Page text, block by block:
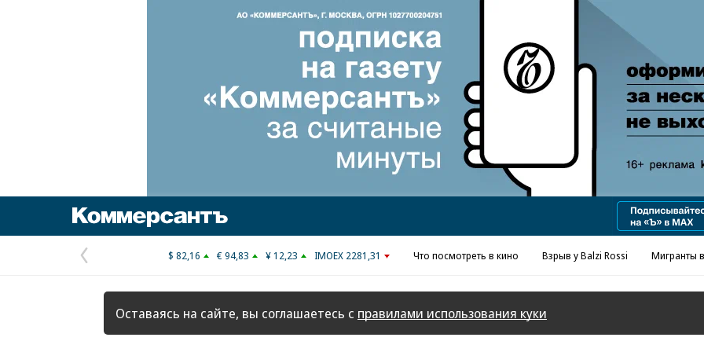
Реклама в «Ъ» www.kommersant.ru/ad
Предыдущая
страница
$ 82,16 € 94,83 ¥ 12,23 IMOEX 2281,31 Что посмотреть в кино Взрыв у Balzi Rossi Мигранты
Оставаясь на сайте, вы соглашаетесь с правилами использования куки